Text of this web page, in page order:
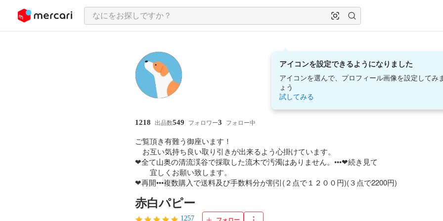
ツにスキップ
アイコンを設定できるようになりました
アイコンを選んで、プロフィール画像を設定してみ
ょう
試してみる
赤白パピー
1257
1218 出品数549 フォロワー3 フォロー中
ご覧頂き有難う御座います！
お互い気持ち良い取り引きが出来るよう心掛けています。
❤全て山奥の清流渓谷で採取した流木で汚濁はありません。•••❤続き見て
宜しくお願い致します。
❤再開•••複数購入で送料及び手数料分が割引(２点で１２００円)(３点で2200円)